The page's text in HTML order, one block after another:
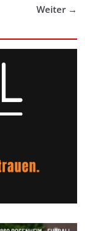
Weiter →